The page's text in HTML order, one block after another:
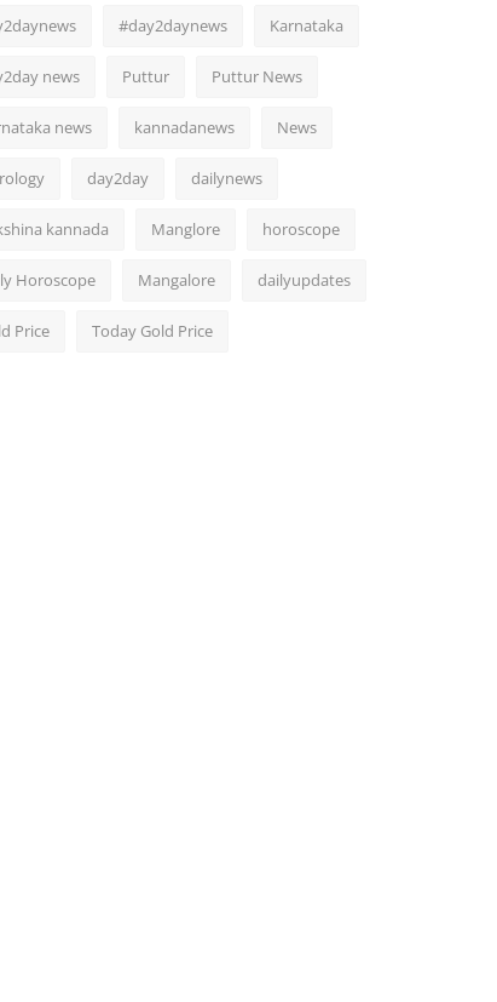
#day2daynews Karnataka
news Puttur Puttur News
news kannadanews News
day2day dailynews
kannada Manglore horoscope
Horoscope Mangalore dailyupdates
Price Today Gold Price